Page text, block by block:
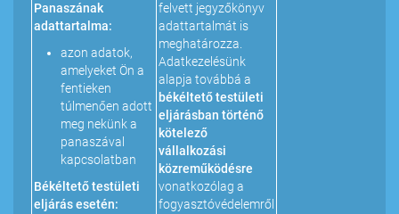
Panaszának
adattartalma:
azon adatok,
amelyeket Ön a
fentieken
túlmenően adott
meg nekünk a
panaszával
kapcsolatban
Békéltető testületi
eljárás esetén:
felvett jegyzőkönyv
adattartalmát is
meghatározza.
Adatkezelésünk
alapja továbbá a
békéltető testületi
eljárásban történő
kötelező
vállalkozási
közreműködésre
vonatkozólag a
fogyasztóvédelemről